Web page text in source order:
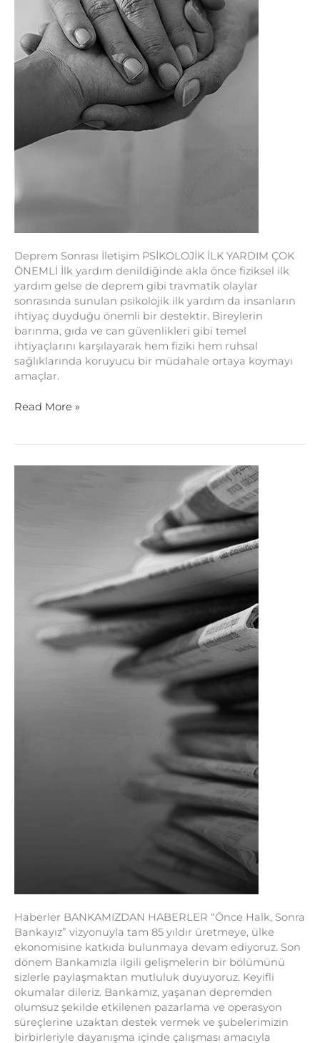
Deprem Sonrası İletişim PSİKOLOJİK İLK YARDIM ÇOK
ÖNEMLİ İlk yardım denildiğinde akla önce fiziksel ilk
yardım gelse de deprem gibi travmatik olaylar
sonrasında sunulan psikolojik ilk yardım da insanların
ihtiyaç duyduğu önemli bir destektir. Bireylerin
barınma, gıda ve can güvenlikleri gibi temel
ihtiyaçlarını karşılayarak hem fiziki hem ruhsal
sağlıklarında koruyucu bir müdahale ortaya koymayı
amaçlar.
Read More »
Haberler BANKAMIZDAN HABERLER “Önce Halk, Sonra
Bankayız” vizyonuyla tam 85 yıldır üretmeye, ülke
ekonomisine katkıda bulunmaya devam ediyoruz. Son
dönem Bankamızla ilgili gelişmelerin bir bölümünü
sizlerle paylaşmaktan mutluluk duyuyoruz. Keyifli
okumalar dileriz. Bankamız, yaşanan depremden
olumsuz şekilde etkilenen pazarlama ve operasyon
süreçlerine uzaktan destek vermek ve şubelerimizin
birbirleriyle dayanışma içinde çalışması amacıyla